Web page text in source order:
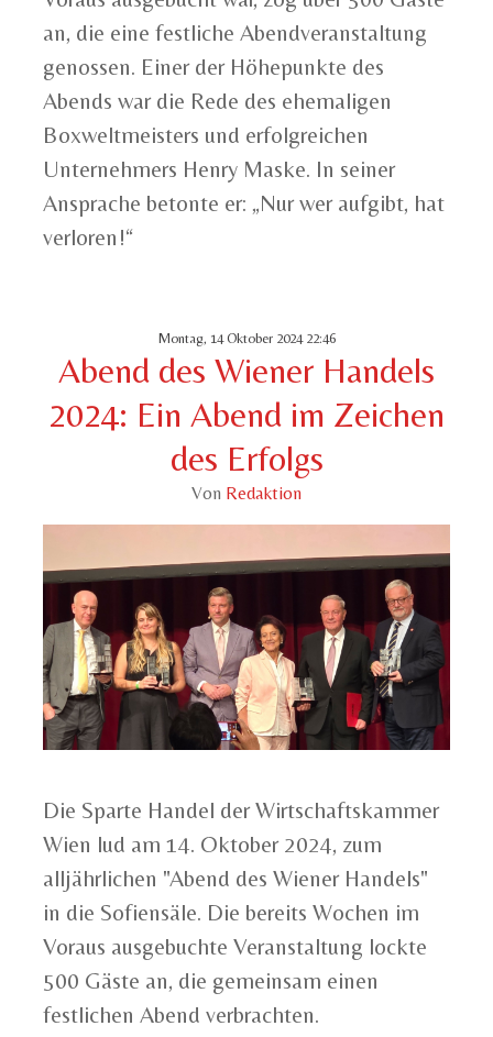
an, die eine festliche Abendveranstaltung
genossen. Einer der Höhepunkte des
Abends war die Rede des ehemaligen
Boxweltmeisters und erfolgreichen
Unternehmers Henry Maske. In seiner
Ansprache betonte er: „Nur wer aufgibt, hat
verloren!“
Montag, 14 Oktober 2024 22:46
Abend des Wiener Handels
2024: Ein Abend im Zeichen
des Erfolgs
Von Redaktion
Die Sparte Handel der Wirtschaftskammer
Wien lud am 14. Oktober 2024, zum
alljährlichen "Abend des Wiener Handels"
in die Sofiensäle. Die bereits Wochen im
Voraus ausgebuchte Veranstaltung lockte
500 Gäste an, die gemeinsam einen
festlichen Abend verbrachten.